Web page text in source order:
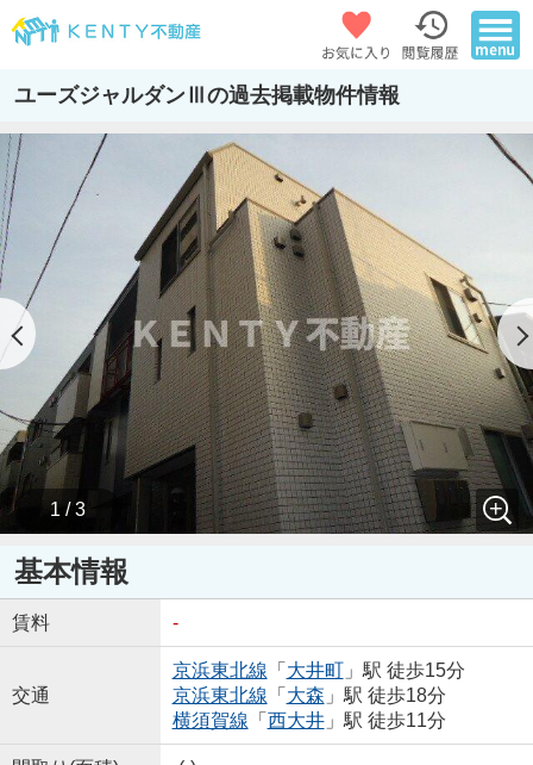
ユーズジャルダンⅢの過去掲載物件情報
1 / 3
基本情報
賃料 -
交通
京浜東北線 「 大井町」駅 徒歩15分
京浜東北線 「 大森 」駅 徒歩18分
横須賀線 「 西大井」駅 徒歩11分